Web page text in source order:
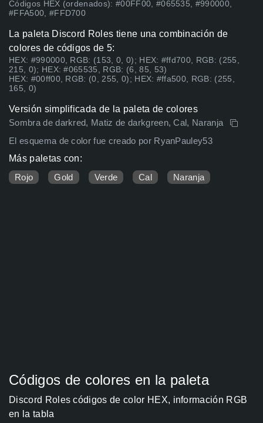
Códigos HEX (ordenados): #00FF00, #065535, #990000,
#FFA500, #FFD700
La paleta Discord Roles tiene una combinación de
colores de códigos de 5:
HEX: #990000, RGB: (153, 0, 0); HEX: #ffd700, RGB: (255,
215, 0); HEX: #065535, RGB: (6, 85, 53)
HEX: #00ff00, RGB: (0, 255, 0); HEX: #ffa500, RGB: (255,
165, 0)
Versión simplificada de la paleta de colores
Sombra de darkred, Matiz de darkgreen, Cal, Naranja
El esquema de color fue creado por RyanPauley53
Más paletas con:
Rojo
Gold Verde Cal Naranja
Códigos de colores en la paleta
Discord Roles códigos de color HEX, información RGB
en la tabla